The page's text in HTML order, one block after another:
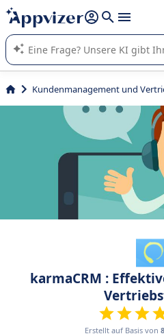
beantworten (mehrere Zeilen mit
Die KI von Appvizer führt Sie bei der
von SaaS-Software in Unternehmen.
Kundenmanagement und
karmaCRM :
Erstellt auf Basis von